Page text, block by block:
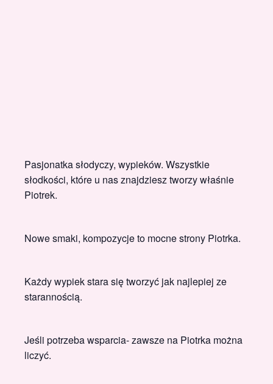
Pasjonatka słodyczy, wypieków. Wszystkie
słodkości, które u nas znajdziesz tworzy właśnie
Piotrek.
Nowe smaki, kompozycje to mocne strony Piotrka.
Każdy wypiek stara się tworzyć jak najlepiej ze
starannością.
Jeśli potrzeba wsparcia- zawsze na Piotrka można
liczyć.